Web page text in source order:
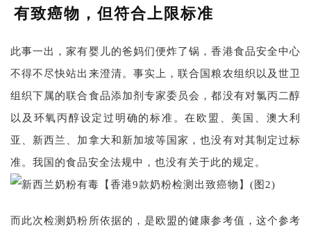
有致癌物，但符合上限标准
此事一出，家有婴儿的爸妈们便炸了锅，香港食品安全中心
不得不尽快站出来澄清。事实上，联合国粮农组织以及世卫
组织下属的联合食品添加剂专家委员会，都没有对氯丙二醇
以及环氧丙醇设定过明确的标准。在欧盟、美国、澳大利
亚、新西兰、加拿大和新加坡等国家，也没有对其制定过标
准。我国的食品安全法规中，也没有关于此的规定。
而此次检测奶粉所依据的，是欧盟的健康参考值，这个参考